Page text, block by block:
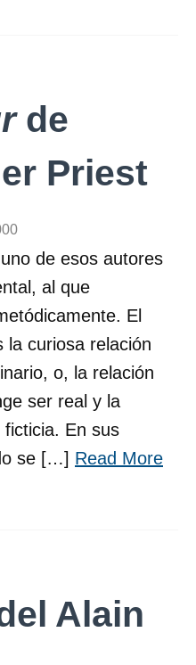
de
Priest
de esos autores
al que
El
la curiosa relación
o, la relación
ser real y la
En sus
se […] Read More
Alain